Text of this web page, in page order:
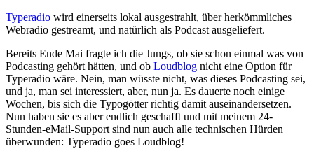
Typeradio wird einerseits lokal ausgestrahlt, über herkömmliches
Webradio gestreamt, und natürlich als Podcast ausgeliefert.
Bereits Ende Mai fragte ich die Jungs, ob sie schon einmal was von
Podcasting gehört hätten, und ob Loudblog nicht eine Option für
Typeradio wäre. Nein, man wüsste nicht, was dieses Podcasting sei,
und ja, man sei interessiert, aber, nun ja. Es dauerte noch einige
Wochen, bis sich die Typogötter richtig damit auseinandersetzen.
Nun haben sie es aber endlich geschafft und mit meinem 24-
Stunden-eMail-Support sind nun auch alle technischen Hürden
überwunden: Typeradio goes Loudblog!